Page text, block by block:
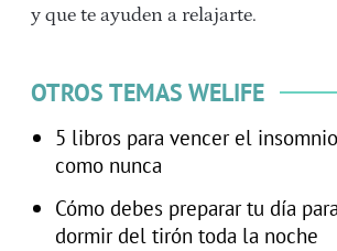
y que te ayuden a relajarte.
OTROS TEMAS WELIFE
5 libros para vencer el
como nunca
Cómo debes preparar tu día
dormir del tirón toda la noche